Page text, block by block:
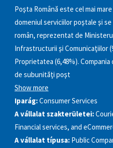
Poşta Română este cel mai
domeniul serviciilor poştale şi
român, reprezentat de
Infrastructurii şi Comunicaţiilor
Proprietatea (6,48%).
de subunităţi poşt
Show more
Iparág:Consumer Services
A vállalat szakterületei:
Financial services, and
A vállalat típusa: Public